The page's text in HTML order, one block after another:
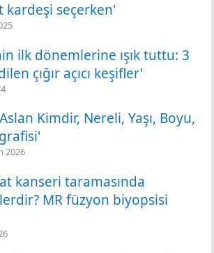
kardeşi seçerken'
ilk dönemlerine ışık tuttu: 3
çığır açıcı keşifler'
Kimdir, Nereli, Yaşı, Boyu,
2026
kanseri taramasında
MR füzyon biyopsisi